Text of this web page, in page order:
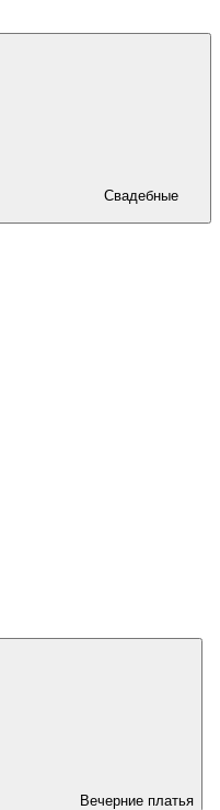
Свадебные
Вечерние платья